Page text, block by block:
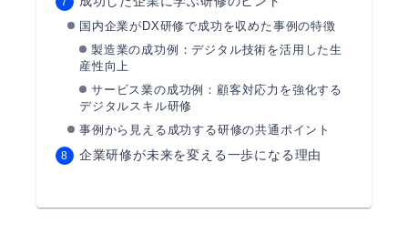
国内企業がDX研修で成功を収めた事例の特徴
製造業の成功例：デジタル技術を活用した生
産性向上
サービス業の成功例：顧客対応力を強化する
デジタルスキル研修
事例から見える成功する研修の共通ポイント
企業研修が未来を変える一歩になる理由